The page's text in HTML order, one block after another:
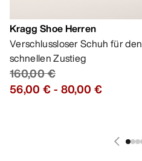
Kragg Shoe Herren
Verschlussloser Schuh für den
schnellen Zustieg
160,00 €
56,00 €- 80,00 €